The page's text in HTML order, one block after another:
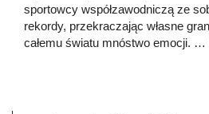
sportowcy współzawodniczą ze
rekordy, przekraczając własne
całemu światu mnóstwo emocji. …